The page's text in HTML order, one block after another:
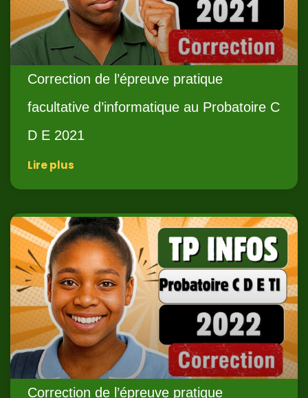
Correction de l’épreuve pratique
facultative d’informatique au Probatoire C
D E 2021
Lire plus
Correction de l’épreuve pratique